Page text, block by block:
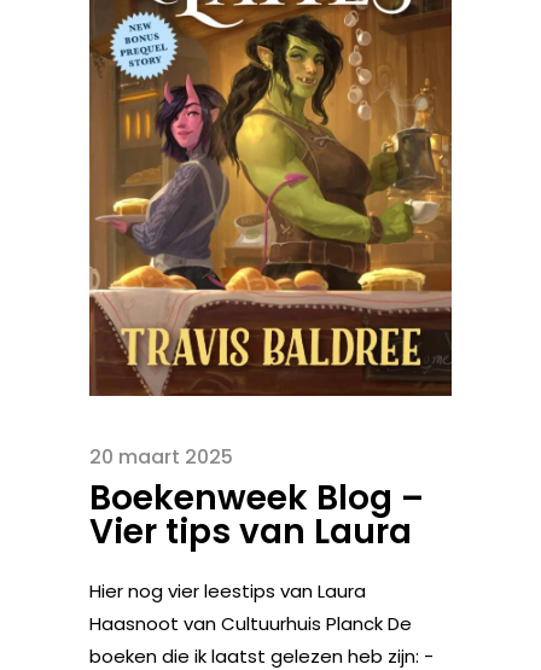
20 maart 2025
Boekenweek Blog –
Vier tips van Laura
Hier nog vier leestips van Laura
Haasnoot van Cultuurhuis Planck De
boeken die ik laatst gelezen heb zijn: -